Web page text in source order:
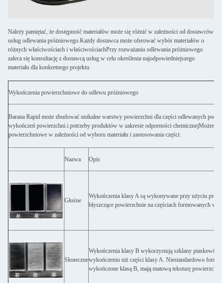
Należy pamiętać, że dostępność materiałów może się różnić w zależności od dostawców
usług odlewania próżniowego.Każdy dostawca może oferować wybór materiałów o
różnych właściwościach i właściwościachPrzy rozważaniu odlewania próżniowego
zaleca się konsultację z dostawcą usług w celu określenia najodpowiedniejszego
materiału dla konkretnego projektu.
Wykończenia powierzchniowe do odlewu próżniowego
Barana Rapid może zbudować unikalne warstwy powierzchni dla części odlewanych pod
wykończeń powierzchni.i potrzeby produktów w zakresie odporności chemicznejMożemy
powierzchniowe w zależności od wyboru materiału i zastosowania części:
Nazwa Opis
Głośne
Wykończenia klasy A są wykonywane przy użyciu
błyszczące powierzchnie na częściach formowanych
Słoneczne
Wykończenia klasy B wykorzystują szklany
wykończeniu niż części klasy A. Niestandardowo
wykończone klasą B, mają matową teksturę powierzchni.